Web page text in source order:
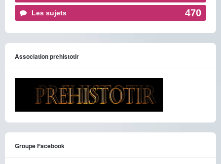
Les sujets 470
Association prehistotir
Groupe Facebook